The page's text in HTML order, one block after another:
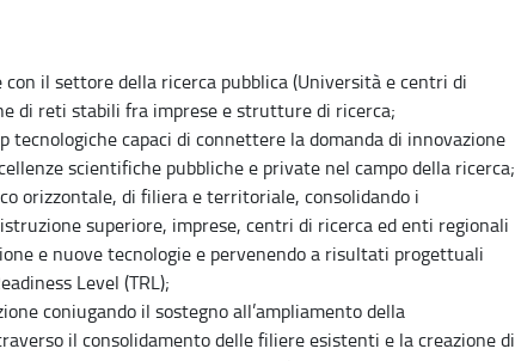
il settore della ricerca pubblica (Università e centri di
di reti stabili fra imprese e strutture di ricerca;
tecnologiche capaci di connettere la domanda di innovazione
scientifiche pubbliche e private nel campo della ricerca;
orizzontale, di filiera e territoriale, consolidando i
superiore, imprese, centri di ricerca ed enti regionali
e nuove tecnologie e pervenendo a risultati progettuali
Level (TRL);
coniugando il sostegno all’ampliamento della
il consolidamento delle filiere esistenti e la creazione di